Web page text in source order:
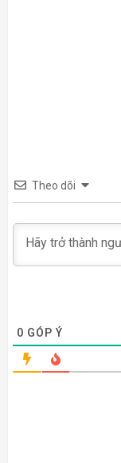
Theo dõi
0 GÓP Ý